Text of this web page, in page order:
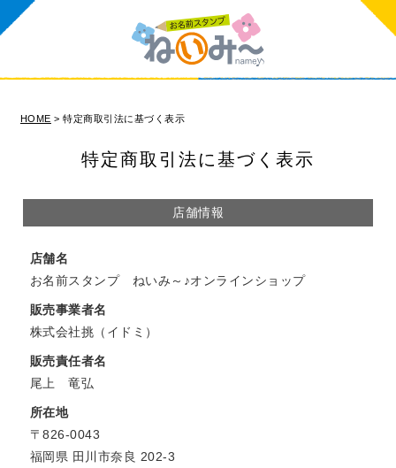
HOME 特定商取引法に基づく表示
特定商取引法に基づく表示
店舗情報
店舗名
お名前スタンプ ねいみ～♪オンラインショップ
販売事業者名
株式会社挑（イドミ）
販売責任者名
尾上 竜弘
所在地
〒826-0043
福岡県 田川市奈良 202-3